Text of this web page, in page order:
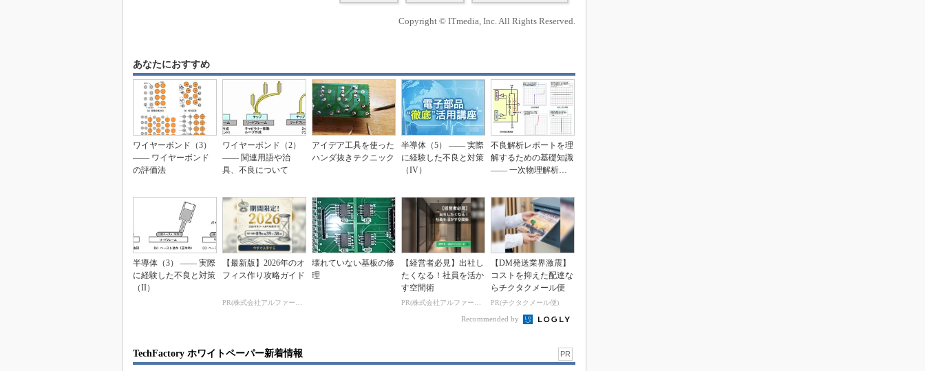
Copyright © ITmedia, Inc. All Rights Reserved.
あなたにおすすめ
ワイヤーボンド（3）
―― ワイヤーボンド
の評価法
ワイヤーボンド（2）
―― 関連用語や治
具、不良について
アイデア工具を使った
ハンダ抜きテクニック
半導体（5） ―― 実際
に経験した不良と対策
（IV）
不良解析レポートを理
解するための基礎知識
―― 一次物理解析＆
半導体（3） ―― 実際
に経験した不良と対策
（II）
【最新版】2026年のオ
フィス作り攻略ガイド
PR(株式会社アルファーテクノ)
壊れていない基板の修
理
【経営者必見】出社し
たくなる！社員を活か
す空間術
PR(株式会社アルファーテクノ)
【DM発送業界激震】
コストを抑えた配達な
らチクタクメール便
PR(チクタクメール便)
Recommended by
TechFactory ホワイトペーパー新着情報 PR